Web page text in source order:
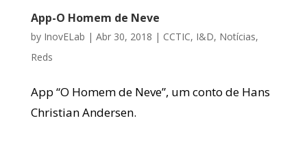
App-O Homem de Neve
by InovELab | Abr 30, 2018 | CCTIC, I&D, Notícias,
Reds
App “O Homem de Neve”, um conto de Hans
Christian Andersen.